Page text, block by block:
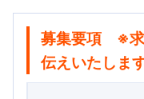
募集要項 ※求
伝えいたしま